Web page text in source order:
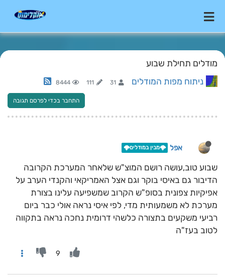
מודלים תחילת שבוע
ניתוח מפות המודלים 31
111
8444
התחבר בכדי לפרסם תגובה
אפל 🌩️מבין במודלים🌩️
שבוע טוב,עושה רושם המוצ"ש שלאחר המערכת הקרובה
הדיבור גם באיסי בוקר וגם אצל האמריקאי והקנדי הערב על
אפיקיות צפונית בסופ"ש הקרוב שמשפיעה עלינו בצורת
מערכת לא משמעותית מדי, לפי איסי נראה אולי כבר ביום
רביעי משקעים בתצורה כלשהי דרומית נחכה נראה בתקווה
לטוב בעז"ה
9